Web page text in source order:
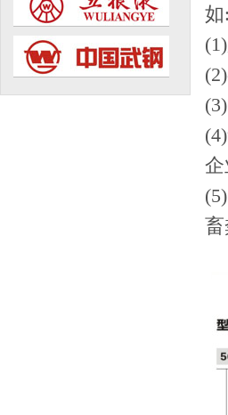
如:
企
畜